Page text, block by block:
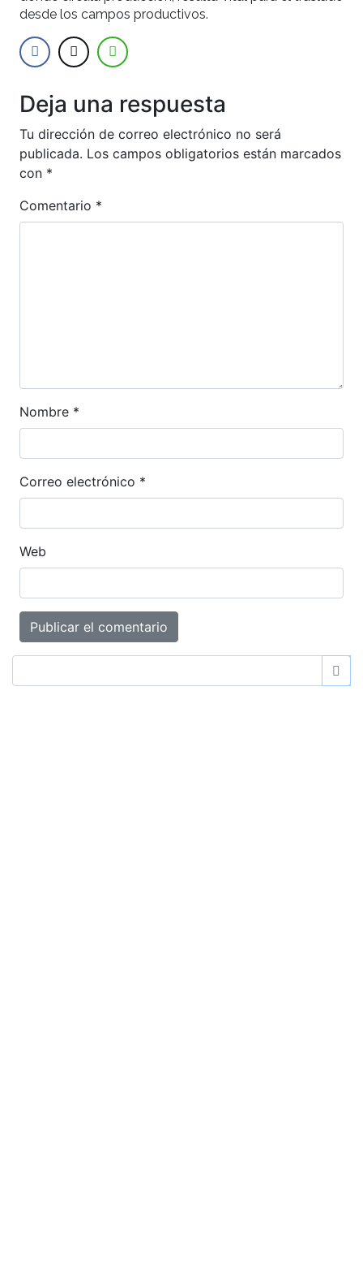
desde los campos productivos.
Deja una respuesta
Tu dirección de correo electrónico no será
publicada. Los campos obligatorios están marcados
con *
Comentario *
Nombre *
Correo electrónico *
Web